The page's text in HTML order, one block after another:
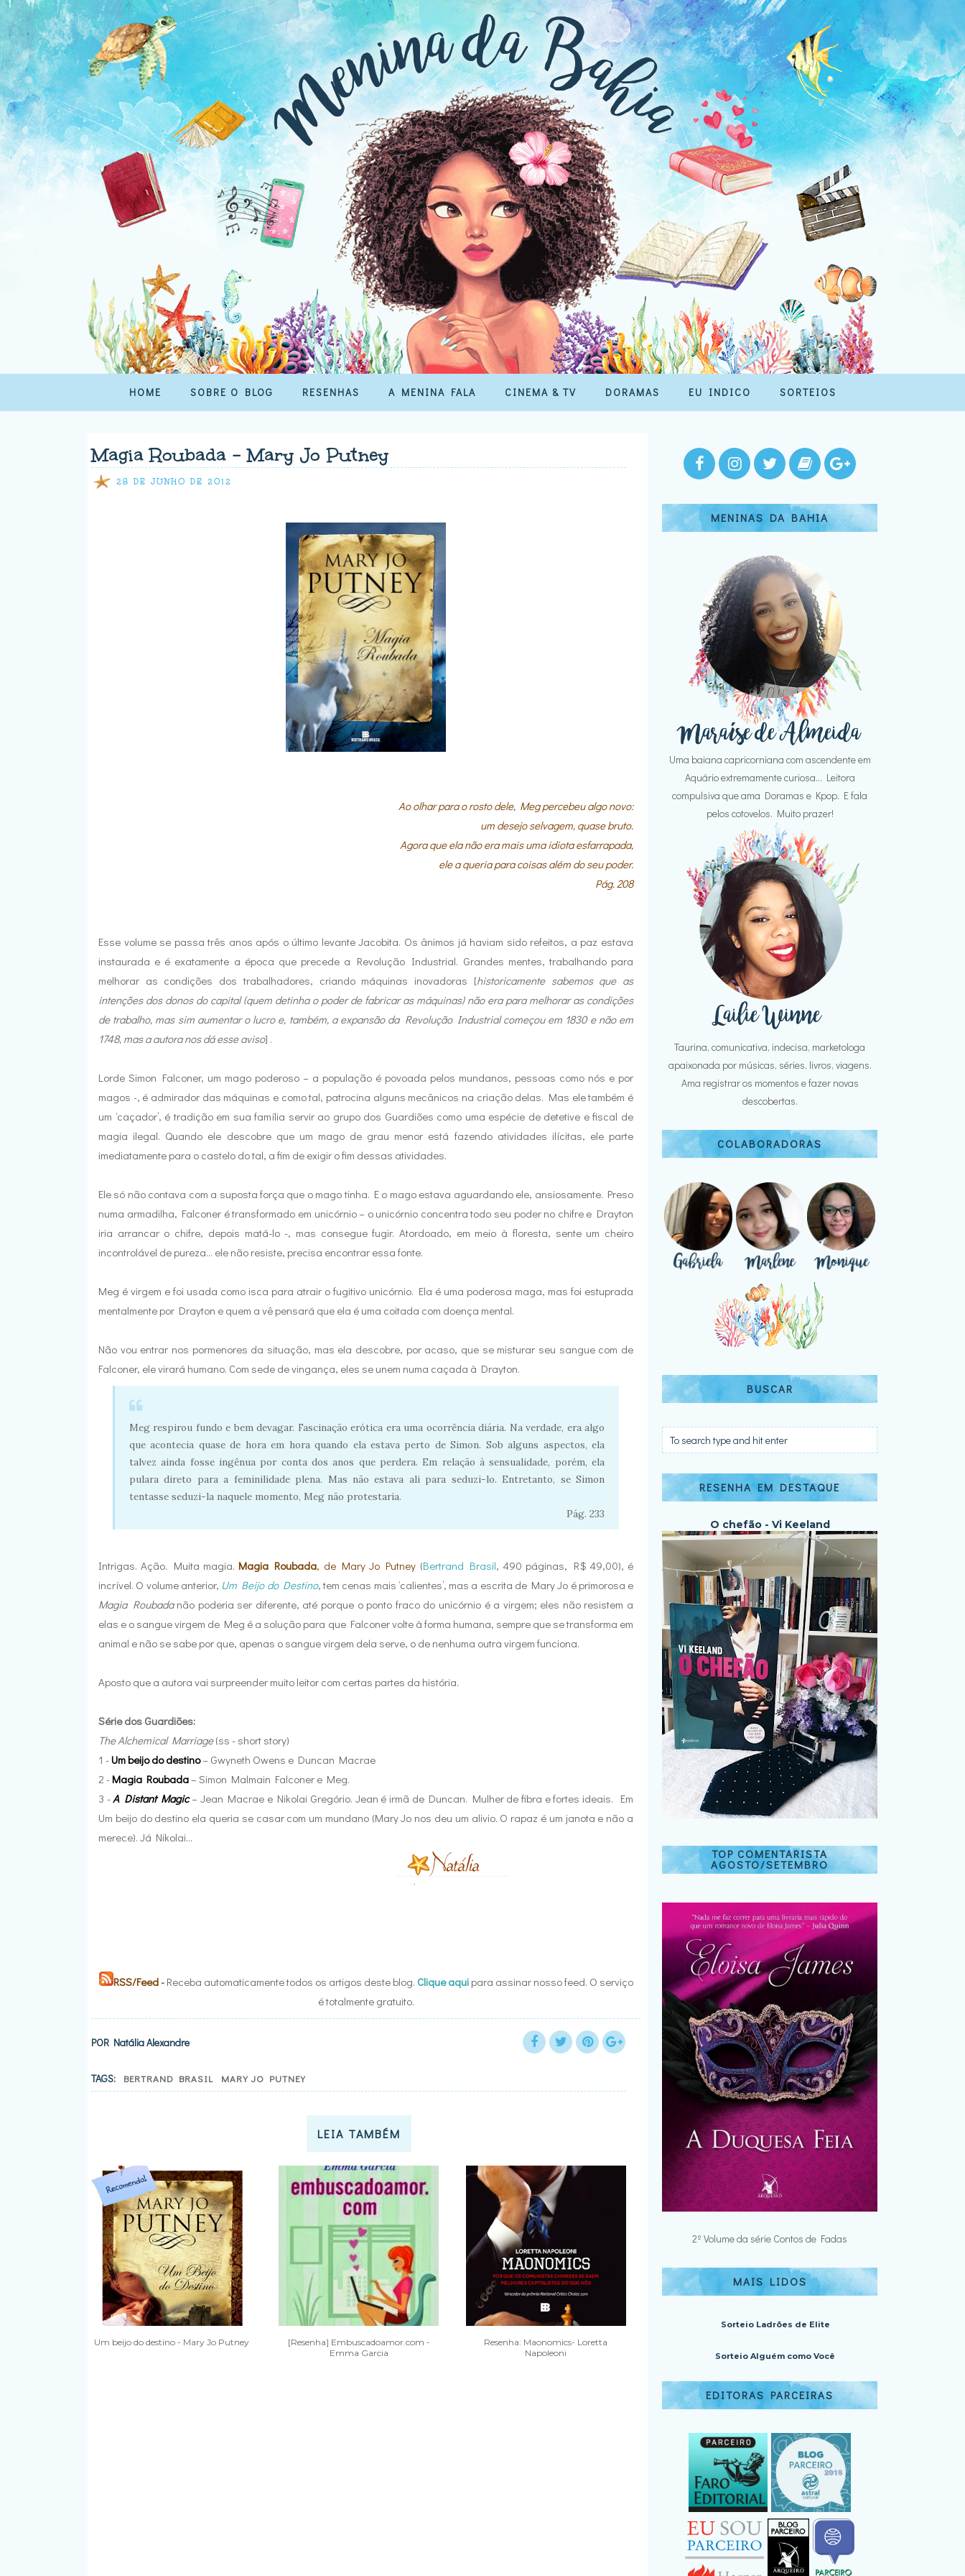
HOME SOBRE O BLOG RESENHAS A MENINA FALA CINEMA & TV DORAMAS EU INDICO SORTEIOS
Magia Roubada - Mary Jo Putney
28 DE JUNHO DE 2012
Ao olhar para o rosto dele, Meg percebeu algo novo:
um desejo selvagem, quase bruto.
Agora que ela não era mais uma idiota esfarrapada,
ele a queria para coisas além do seu poder.
Pág. 208
Esse volume se passa três anos após o último levante Jacobita. Os ânimos já haviam sido refeitos, a paz estava
instaurada e é exatamente a época que precede a Revolução Industrial. Grandes mentes, trabalhando para
melhorar as condições dos trabalhadores, criando máquinas inovadoras [historicamente sabemos que as
intenções dos donos do capital (quem detinha o poder de fabricar as máquinas) não era para melhorar as condições
de trabalho, mas sim aumentar o lucro e, também, a expansão da Revolução Industrial começou em 1830 e não em
1748, mas a autora nos dá esse aviso] .
Lorde Simon Falconer, um mago poderoso – a população é povoada pelos mundanos, pessoas como nós e por
magos -, é admirador das máquinas e como tal, patrocina alguns mecânicos na criação delas. Mas ele também é
um ‘caçador’, é tradição em sua família servir ao grupo dos Guardiões como uma espécie de detetive e fiscal de
magia ilegal. Quando ele descobre que um mago de grau menor está fazendo atividades ilícitas, ele parte
imediatamente para o castelo do tal, a fim de exigir o fim dessas atividades.
Ele só não contava com a suposta força que o mago tinha. E o mago estava aguardando ele, ansiosamente. Preso
numa armadilha, Falconer é transformado em unicórnio – o unicórnio concentra todo seu poder no chifre e Drayton
iria arrancar o chifre, depois matá-lo -, mas consegue fugir. Atordoado, em meio à floresta, sente um cheiro
incontrolável de pureza... ele não resiste, precisa encontrar essa fonte.
Meg é virgem e foi usada como isca para atrair o fugitivo unicórnio. Ela é uma poderosa maga, mas foi estuprada
mentalmente por Drayton e quem a vê pensará que ela é uma coitada com doença mental.
Não vou entrar nos pormenores da situação, mas ela descobre, por acaso, que se misturar seu sangue com de
Falconer, ele virará humano. Com sede de vingança, eles se unem numa caçada à Drayton.
Meg respirou fundo e bem devagar. Fascinação erótica era uma ocorrência diária. Na verdade, era algo
que acontecia quase de hora em hora quando ela estava perto de Simon. Sob alguns aspectos, ela
talvez ainda fosse ingênua por conta dos anos que perdera. Em relação à sensualidade, porém, ela
pulara direto para a feminilidade plena. Mas não estava ali para seduzi-lo. Entretanto, se Simon
tentasse seduzi-la naquele momento, Meg não protestaria.
Pág. 233
Intrigas. Ação. Muita magia. Magia Roubada, de Mary Jo Putney (Bertrand Brasil, 490 páginas, R$ 49,00), é
incrível. O volume anterior, Um Beijo do Destino, tem cenas mais ‘calientes’, mas a escrita de Mary Jo é primorosa e
Magia Roubadanão poderia ser diferente, até porque o ponto fraco do unicórnio é a virgem; eles não resistem a
elas e o sangue virgem de Meg é a solução para que Falconer volte à forma humana, sempre que se transforma em
animal e não se sabe por que, apenas o sangue virgem dela serve, o de nenhuma outra virgem funciona.
Aposto que a autora vai surpreender muito leitor com certas partes da história.
Série dos Guardiões:
The Alchemical Marriage(ss - short story)
1 -Um beijo do destino– Gwyneth Owens e Duncan Macrae
2 -Magia Roubada – Simon Malmain Falconer e Meg.
3 -A Distant Magic– Jean Macrae e Nikolai Gregório. Jean é irmã de Duncan. Mulher de fibra e fortes ideais. Em
Um beijo do destino ela queria se casar com um mundano (Mary Jo nos deu um alivio. O rapaz é um janota e não a
merece). Já Nikolai...
RSS/Feed- Receba automaticamente todos os artigos deste blog. Clique aquipara assinar nosso feed. O serviço
é totalmente gratuito.
POR Natália Alexandre
TAGS: BERTRAND BRASIL MARY JO PUTNEY
LEIA TAMBÉM
Um beijo do destino - Mary Jo Putney
[Resenha] Embuscadoamor.com -
Emma Garcia
Resenha: Maonomics- Loretta
Napoleoni
MENINAS DA BAHIA
Uma baiana capricorniana com ascendente em
Aquário extremamente curiosa... Leitora
compulsiva que ama Doramas e Kpop. E fala
pelos cotovelos. Muito prazer!
Taurina, comunicativa, indecisa, marketologa
apaixonada por músicas, séries, livros, viagens.
Ama registrar os momentos e fazer novas
descobertas.
COLABORADORAS
BUSCAR
RESENHA EM DESTAQUE
O chefão - Vi Keeland
TOP COMENTARISTA
AGOSTO/SETEMBRO
2º Volume da série Contos de Fadas
MAIS LIDOS
Sorteio Ladrões de Elite
Sorteio Alguém como Você
EDITORAS PARCEIRAS